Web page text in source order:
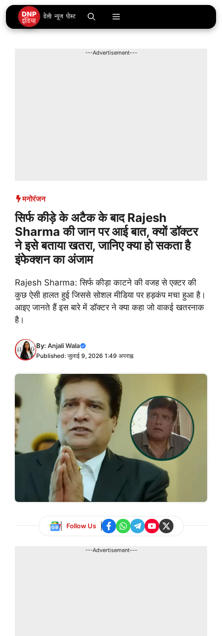
Skip
to
content
Menu
---Advertisement---
मनोरंजन
सिर्फ कीड़े के अटैक के बाद Rajesh
Sharma की जान पर आई बात, क्यों डॉक्टर
ने इसे बताया खतरा, जानिए क्या हो सकता है
इंफेक्शन का अंजाम
Rajesh Sharma: सिर्फ कीड़ा काटने की वजह से एक्टर की
कुछ ऐसी हालत हुई जिससे सोशल मीडिया पर हड़कंप मचा हुआ है।
आइए जानते हैं इस बारे में डॉक्टर ने क्या कहा जो वाकई खतरनाक
है।
By: Anjali Wala
Published: जुलाई 9, 2026 1:49 अपराह्न
Follow Us
---Advertisement---